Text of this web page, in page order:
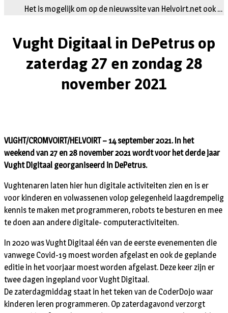
Het is mogelijk om op de nieuwssite van Helvoirt.net ook …
Vught Digitaal in DePetrus op
zaterdag 27 en zondag 28
november 2021
VUGHT/CROMVOIRT/HELVOIRT – 14 september 2021. In het
weekend van 27 en 28 november 2021 wordt voor het derde jaar
Vught Digitaal georganiseerd in DePetrus.
Vughtenaren laten hier hun digitale activiteiten zien en is er
voor kinderen en volwassenen volop gelegenheid laagdrempelig
kennis te maken met programmeren, robots te besturen en mee
te doen aan andere digitale- computeractiviteiten.
In 2020 was Vught Digitaal één van de eerste evenementen die
vanwege Covid-19 moest worden afgelast en ook de geplande
editie in het voorjaar moest worden afgelast. Deze keer zijn er
twee dagen ingepland voor Vught Digitaal.
De zaterdagmiddag staat in het teken van de CoderDojo waar
kinderen leren programmeren. Op zaterdagavond verzorgt